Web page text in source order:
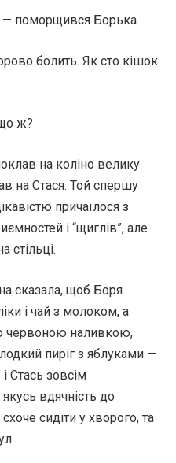
— поморщився Борька.
болить. Як сто кішок
ж?
на коліно велику
на Стася. Той спершу
причаїлося з
і “щиглів”, але
стільці.
сказала, щоб Боря
і чай з молоком, а
червоною наливкою,
пиріг з яблуками —
Стась зовсім
якусь вдячність до
сидіти у хворого, та